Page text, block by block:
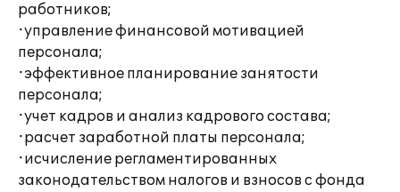
работников;
·управление финансовой мотивацией
персонала;
·эффективное планирование занятости
персонала;
·учет кадров и анализ кадрового состава;
·расчет заработной платы персонала;
·исчисление регламентированных
законодательством налогов и взносов с фонда